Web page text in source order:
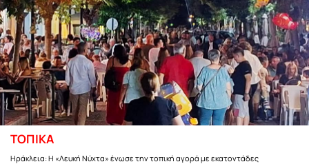
ΤΟΠΙΚΑ
Ηράκλεια: Η «Λευκή Νύχτα» ένωσε την τοπική αγορά με εκατοντάδες